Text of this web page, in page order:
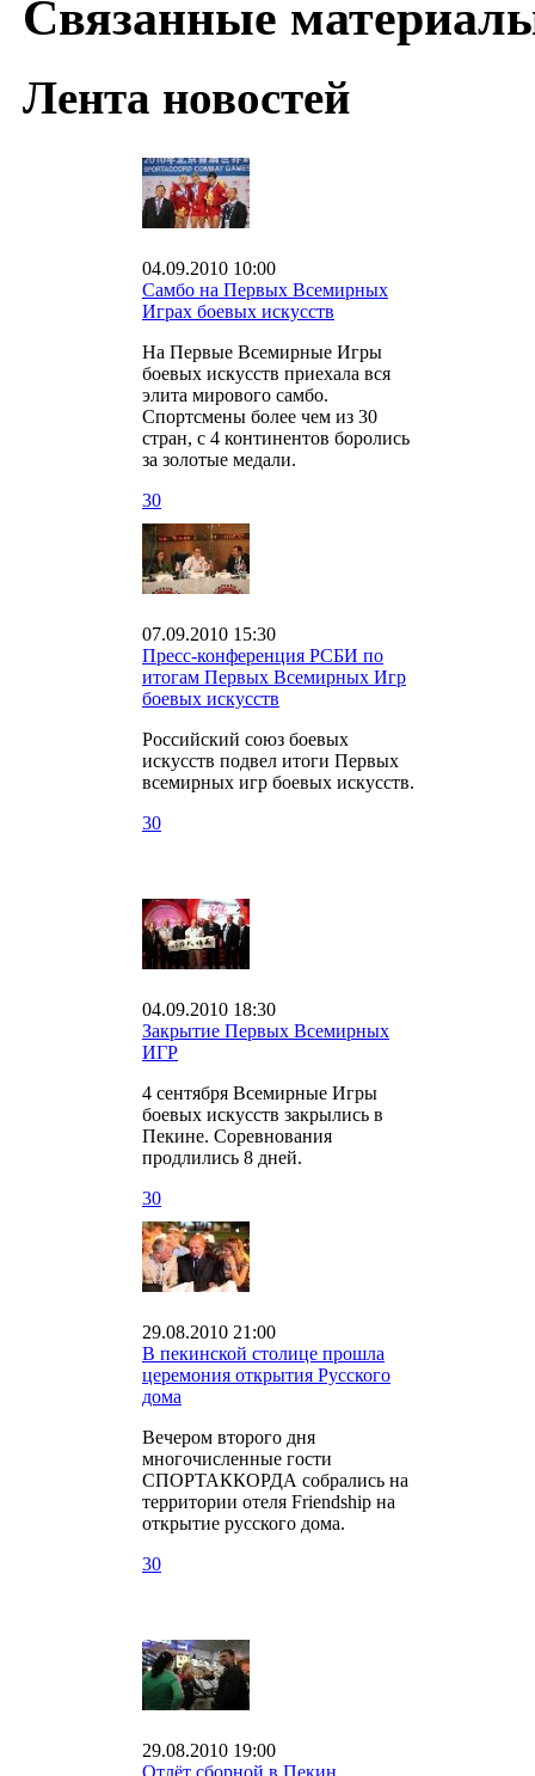
Связанные
Лента новостей
04.09.2010 10:00
Самбо на Первых Всемирных
Играх боевых искусств
На Первые Всемирные Игры
боевых искусств приехала вся
элита мирового самбо.
Спортсмены более чем из 30
стран, с 4 континентов боролись
за золотые медали.
30
07.09.2010 15:30
Пресс-конференция РСБИ по
итогам Первых Всемирных Игр
боевых искусств
Российский союз боевых
искусств подвел итоги Первых
всемирных игр боевых искусств.
30
04.09.2010 18:30
Закрытие Первых Всемирных
ИГР
4 сентября Всемирные Игры
боевых искусств закрылись в
Пекине. Соревнования
продлились 8 дней.
30
29.08.2010 21:00
В пекинской столице прошла
церемония открытия Русского
дома
Вечером второго дня
многочисленные гости
СПОРТАККОРДА собрались на
территории отеля Friendship на
открытие русского дома.
30
29.08.2010 19:00